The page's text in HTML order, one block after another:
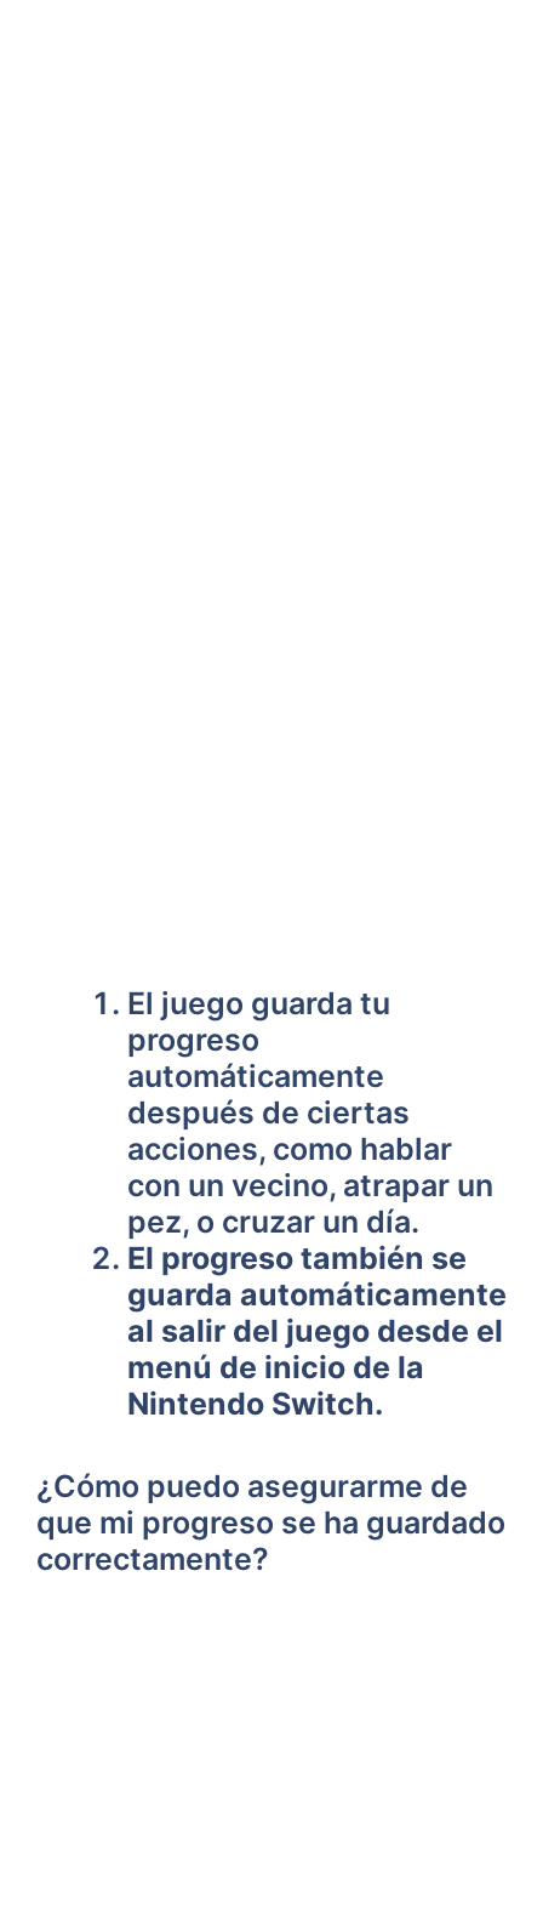
El juego guarda tu
progreso
automáticamente
después de ciertas
acciones,⁤ como ⁤hablar
con​ un vecino, atrapar un
‌pez, o cruzar un‍ día.
El progreso también se
guarda automáticamente
al‌ salir del juego desde el
menú de⁢ inicio de la
Nintendo Switch.
¿Cómo puedo asegurarme de
que⁢ mi progreso se ha guardado
correctamente?